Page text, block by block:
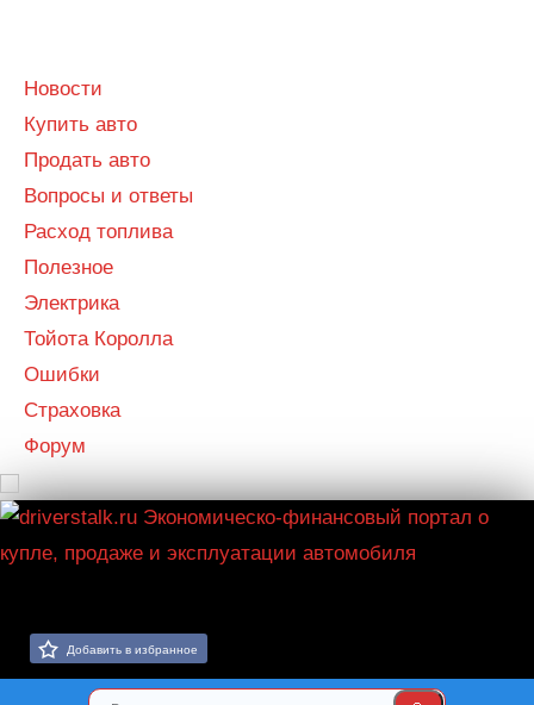
Новости
Купить авто
Продать авто
Вопросы и ответы
Расход топлива
Полезное
Электрика
Тойота Королла
Ошибки
Страховка
Форум
Добавить в избранное